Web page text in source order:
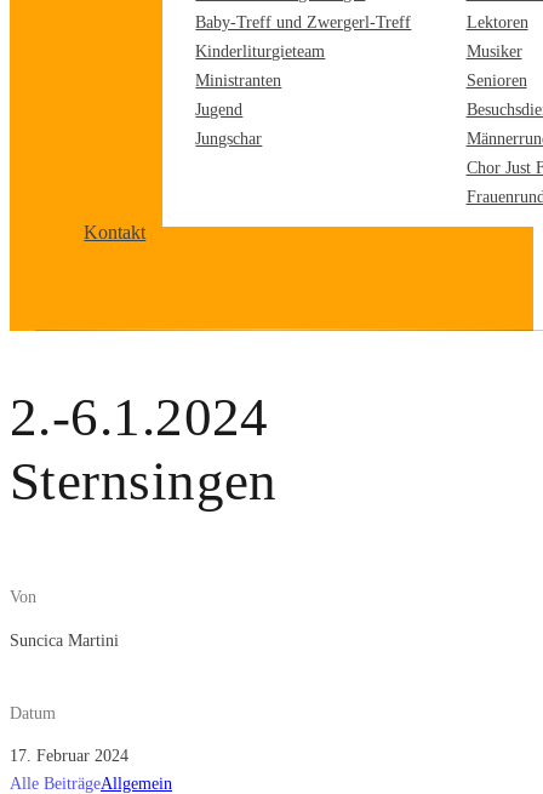
Baby-Treff und Zwergerl-Treff
Kinderliturgieteam
Ministranten
Jugend
Jungschar
Lektoren
Musiker
Senioren
Chor Just
Kontakt
2.-6.1.2024
Sternsingen
Von
Suncica Martini
Datum
17. Februar 2024
Alle BeiträgeAllgemein